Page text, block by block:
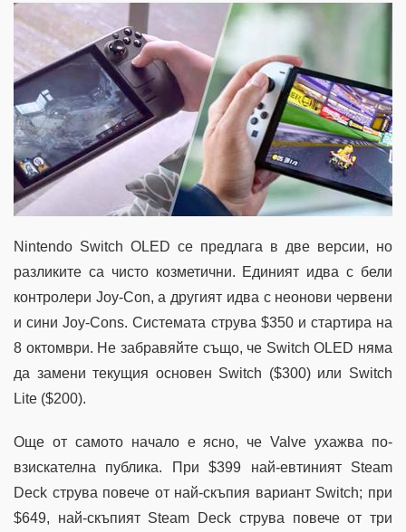
Nintendo Switch OLED се предлага в две версии, но
разликите са чисто козметични. Единият идва с бели
контролери Joy-Con, а другият идва с неонови червени
и сини Joy-Cons. Системата струва $350 и стартира на
8 октомври. Не забравяйте също, че Switch OLED няма
да замени текущия основен Switch ($300) или Switch
Lite ($200).
Още от самото начало е ясно, че Valve ухажва по-
взискателна публика. При $399 най-евтиният Steam
Deck струва повече от най-скъпия вариант Switch; при
$649, най-скъпият Steam Deck струва повече от три